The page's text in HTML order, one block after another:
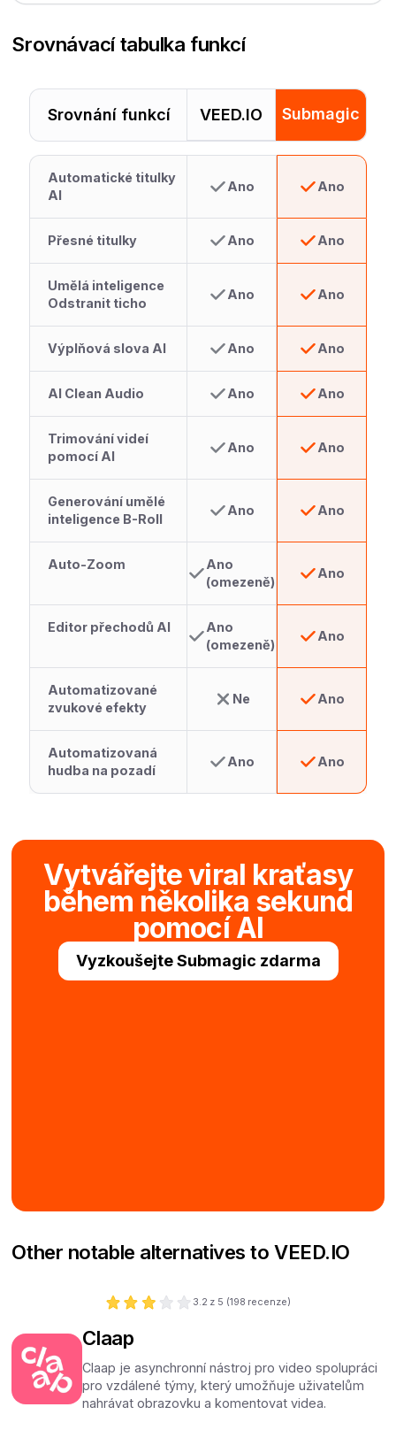
Srovnávací tabulka funkcí
Srovnání funkcí VEED.IO Submagic
Automatické titulky
AI
Ano Ano
Přesné titulky Ano Ano
Umělá inteligence
Odstranit ticho
Ano Ano
Výplňová slova AI Ano Ano
AI Clean Audio Ano Ano
Trimování videí
pomocí AI
Ano Ano
Generování umělé
inteligence B-Roll
Ano Ano
Auto-Zoom
Ano
(omezeně)
Ano
Editor přechodů AI
Ano
(omezeně)
Ano
Automatizované
zvukové efekty
Ne Ano
Automatizovaná
hudba na pozadí
Ano Ano
Vytvářejte viral kraťasy
během několika sekund
pomocí AI
Vyzkoušejte Submagic zdarma
Other notable alternatives to VEED.IO
3.2 z 5 (198 recenze)
Claap
Claap je asynchronní nástroj pro video spolupráci
pro vzdálené týmy, který umožňuje uživatelům
nahrávat obrazovku a komentovat videa.